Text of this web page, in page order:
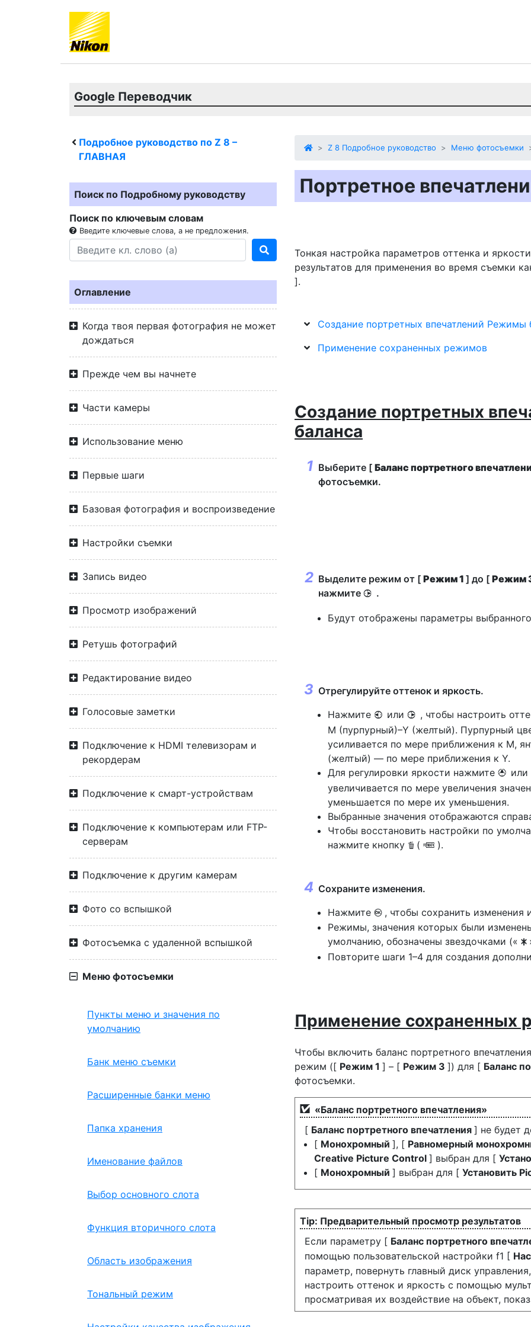
Google Переводчик
Подробное руководство по Z 8 –
ГЛАВНАЯ
Поиск по Подробному руководству
Поиск по ключевым словам
Введите ключевые слова, а не предложения.
Оглавление
Когда твоя первая фотография не может
дождаться
Прежде чем вы начнете
Части камеры
Использование меню
Первые шаги
Базовая фотография и воспроизведение
Настройки съемки
Запись видео
Просмотр изображений
Ретушь фотографий
Редактирование видео
Голосовые заметки
Подключение к HDMI телевизорам и
рекордерам
Подключение к смарт-устройствам
Подключение к компьютерам или FTP-
серверам
Подключение к другим камерам
Фото со вспышкой
Фотосъемка с удаленной вспышкой
Меню фотосъемки
Пункты меню и значения по
умолчанию
Банк меню съемки
Расширенные банки меню
Папка хранения
Именование файлов
Выбор основного слота
Функция вторичного слота
Область изображения
Тональный режим
Z 8 Подробное руководство Меню фотосъемки
Портретное
Тонкая настройка параметров оттенка и
результатов для применения во время съемки
].
Создание портретных впечатлений Режимы
Применение сохраненных режимов
Создание портретных
баланса
Выберите [ Баланс портретного
фотосъемки.
Выделите режим от [ Режим 1 ] до [ Режим
нажмите 2 .
Будут отображены параметры
Отрегулируйте оттенок и яркость.
Нажмите 4 или 2 , чтобы настроить
M (пурпурный)–Y (желтый). Пурпурный
усиливается по мере приближения к M,
(желтый) — по мере приближения к Y.
Для регулировки яркости нажмите 1 или
увеличивается по мере увеличения
уменьшается по мере их уменьшения.
Выбранные значения отображаются
Чтобы восстановить настройки по
нажмите кнопку O ( Q ).
Сохраните изменения.
Нажмите J , чтобы сохранить изменения
Режимы, значения которых были
умолчанию, обозначены звездочками (« U
Повторите шаги 1–4 для создания
Применение сохраненных
Чтобы включить баланс портретного
режим ([ Режим 1 ] – [ Режим 3 ]) для [ Баланс
фотосъемки.
«Баланс портретного впечатления»
[ Баланс портретного впечатления ] не будет
[ Монохромный ], [ Равномерный
Creative Picture Control ] выбран для [
[ Монохромный ] выбран для [ Установить
Предварительный просмотр результатов
Если параметру [ Баланс портретного
помощью пользовательской настройки f1 [
параметр, повернуть главный диск
настроить оттенок и яркость с помощью
просматривая их воздействие на объект,